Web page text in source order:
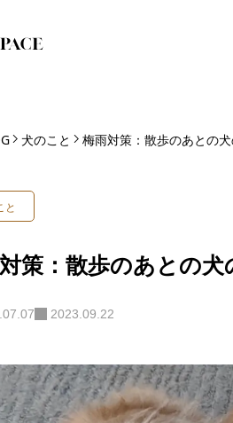
犬のこと 梅雨対策：散歩のあとの
と
策：散歩のあとの
2023.09.22